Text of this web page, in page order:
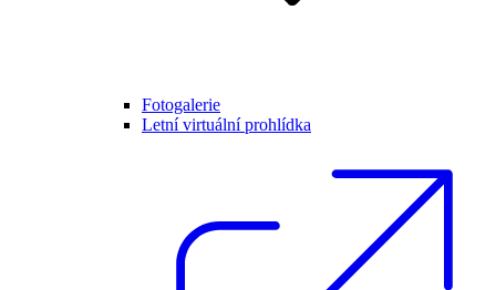
Fotogalerie
Letní virtuální prohlídka